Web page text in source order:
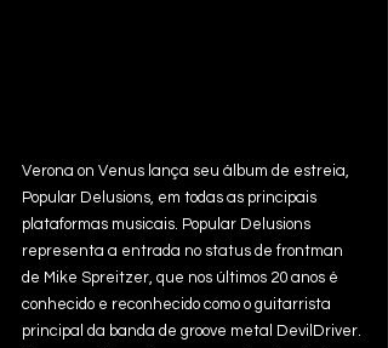
Verona on Venus lança seu álbum de estreia,
Popular Delusions, em todas as principais
plataformas musicais. Popular Delusions
representa a entrada no status de frontman
de Mike Spreitzer, que nos últimos 20 anos é
conhecido e reconhecido como o guitarrista
principal da banda de groove metal DevilDriver.